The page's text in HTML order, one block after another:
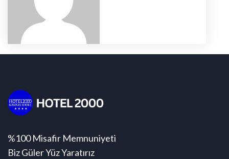
%100 Misafir Memnuniyeti
Biz Güler Yüz Yaratırız